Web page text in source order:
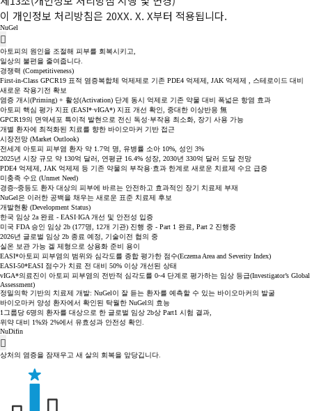
이 개인정보 처리방침은 20XX. X. X부터 적용됩니다.
NuGel
아토피의 원인을 조절해 피부를 회복시키고,
일상의 불편을 줄여줍니다.
경쟁력 (Competitiveness)
First-in-Class GPCR19 표적 염증복합체 억제제로 기존 PDE4 억제제, JAK 억제제 , 스테로이드 대비
새로운 작용기전 확보
염증 개시(Priming) + 활성(Activation) 단계 동시 억제로 기존 약물 대비 폭넓은 항염 효과
아토피 핵심 평가 지표 (EASI*·vIGA*) 지표 개선 확인, 중대한 이상반응 無
GPCR19의 면역세포 특이적 발현으로 전신 독성·부작용 최소화, 장기 사용 가능
개별 환자에 최적화된 치료를 향한 바이오마커 기반 접근
시장전망 (Market Outlook)
전세계 아토피 피부염 환자 약 1.7억 명, 유병률 소아 10%, 성인 3%
2025년 시장 규모 약 130억 달러, 연평균 16.4% 성장, 2030년 330억 달러 도달 전망
PDE4 억제제, JAK 억제제 등 기존 약물의 부작용·효과 한계로 새로운 치료제 수요 급증
미충족 수요 (Unmet Need)
경증~중등도 환자 대상의 피부에 바르는 안전하고 효과적인 장기 치료제 부재
NuGel은 이러한 공백을 채우는 새로운 표준 치료제 후보
개발현황 (Development Status)
한국 임상 2a 완료 - EASI·IGA 개선 및 안전성 입증
미국 FDA 승인 임상 2b (177명, 12개 기관) 진행 중 - Part 1 완료, Part 2 진행중
2026년 글로벌 임상 2b 종료 예정, 기술이전 협의 중
실온 보관 가능 겔 제형으로 상용화 준비 용이
EASI*아토피 피부염의 범위와 심각도를 종합 평가한 점수(Eczema Area and Severity Index)
EASI-50*EASI 점수가 치료 전 대비 50% 이상 개선된 상태
vIGA*의료진이 아토피 피부염의 전반적 심각도를 0~4 단계로 평가하는 임상 등급(Investigator’s Global
Assessment)
정밀의학 기반의 치료제 개발: NuGel이 잘 듣는 환자를 예측할 수 있는 바이오마커의 발굴
바이오마커 양성 환자에서 확인된 탁월한 NuGel의 효능
1그룹당 6명의 환자를 대상으로 한 글로벌 임상 2b상 Part1 시험 결과,
위약 대비 1%와 2%에서 유효성과 안전성 확인.
NuDifin
상처의 염증을 잠재우고 새 살의 회복을 앞당깁니다.